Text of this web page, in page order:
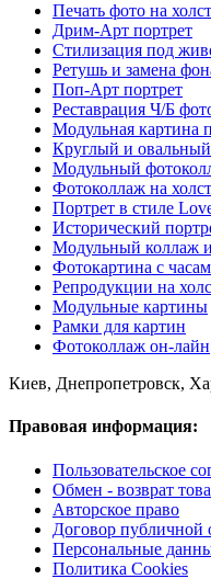
Печать фото на
Дрим-Арт портрет
Стилизация под
Ретушь и замена
Поп-Арт портрет
Реставрация Ч/Б
Модульная картина
Круглый и овальный
Модульный
Фотоколлаж на
Портрет в стиле
Исторический
Модульный коллаж
Фотокартина с
Репродукции на
Модульные картины
Рамки для картин
Фотоколлаж он-лайн
Киев, Днепропетровск,
Правовая информация:
Пользовательское
Обмен - возврат
Авторское право
Договор публичной
Персональные
Политика Cookies